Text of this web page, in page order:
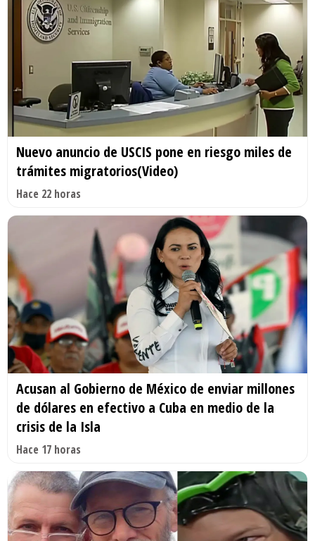
Nuevo anuncio de USCIS pone en riesgo miles de
trámites migratorios(Video)
Hace 22 horas
Acusan al Gobierno de México de enviar millones
de dólares en efectivo a Cuba en medio de la
crisis de la Isla
Hace 17 horas